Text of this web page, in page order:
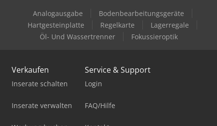
Analogausgabe
Bodenbearbeitungsgeräte
Hartgesteinplatte
Regelkarte
Lagerregale
Öl- Und Wassertrenner
Fokussieroptik
Verkaufen
Inserate schalten
Inserate verwalten
Service & Support
Login
FAQ/Hilfe